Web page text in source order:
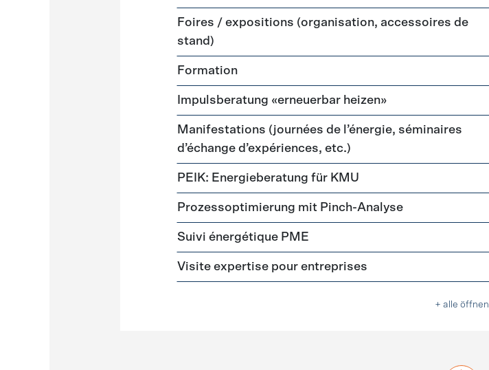
Foires / expositions (organisation, accessoires de
stand)
Formation
Impulsberatung «erneuerbar heizen»
Manifestations (journées de l’énergie, séminaires
d’échange d’expériences, etc.)
PEIK: Energieberatung für KMU
Prozessoptimierung mit Pinch-Analyse
Suivi énergétique PME
Visite expertise pour entreprises
+ alle öffnen